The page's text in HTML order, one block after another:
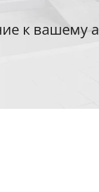
к вашему